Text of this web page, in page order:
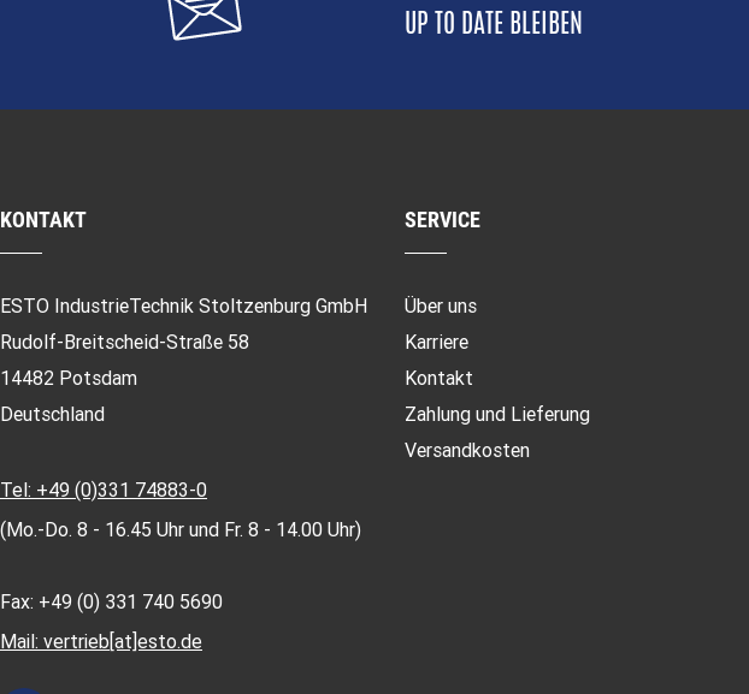
UP TO DATE BLEIBEN
KONTAKT
ESTO IndustrieTechnik Stoltzenburg GmbH
Rudolf-Breitscheid-Straße 58
14482 Potsdam
Deutschland
Tel: +49 (0)331 74883-0
(Mo.-Do. 8 - 16.45 Uhr und Fr. 8 - 14.00 Uhr)
Fax: +49 (0) 331 740 5690
Mail: vertrieb[at]esto.de
SERVICE
Über uns
Karriere
Kontakt
Zahlung und Lieferung
Versandkosten